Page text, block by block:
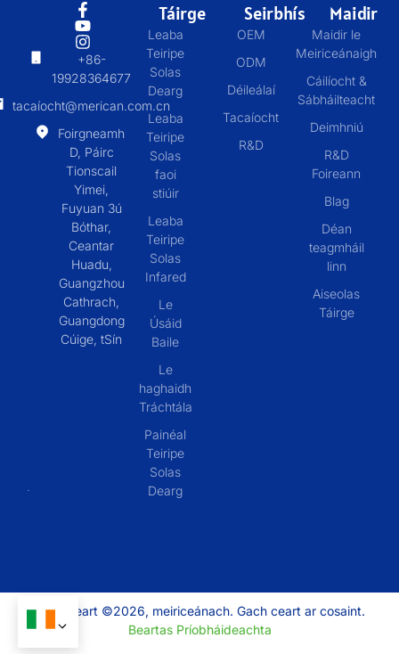
+86-
19928364677
tacaíocht@merican.com.cn
Foirgneamh
D, Páirc
Tionscail
Yimei,
Fuyuan 3ú
Bóthar,
Ceantar
Huadu,
Guangzhou
Cathrach,
Guangdong
Cúige, tSín
Táirge
Leaba
Teiripe
Solas
Dearg
Leaba
Teiripe
Solas
faoi
stiúir
Leaba
Teiripe
Solas
Infared
Le
Úsáid
Baile
Le
haghaidh
Tráchtála
Painéal
Teiripe
Solas
Dearg
Seirbhís
OEM
ODM
Déileálaí
Tacaíocht
R&D
Maidir
Maidir le
Meiriceánaigh
Cáilíocht &
Sábháilteacht
Deimhniú
R&D
Foireann
Blag
Déan
teagmháil
linn
Aiseolas
Táirge
Cóipcheart ©2026, meiriceánach. Gach ceart ar cosaint.
Beartas Príobháideachta